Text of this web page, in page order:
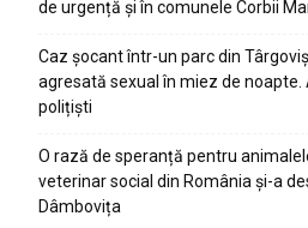
de urgență și în comunele Corbii
Caz șocant într-un parc din
agresată sexual în miez de
polițiști
O rază de speranță pentru
veterinar social din România și-a
Dâmbovița